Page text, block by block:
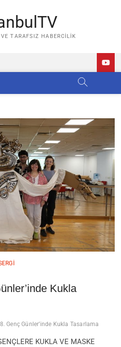
VE TARAFSIZ HABERCILIK
Kukla
Genç Günler’inde Kukla Tasarlama
KUKLA VE MASKE